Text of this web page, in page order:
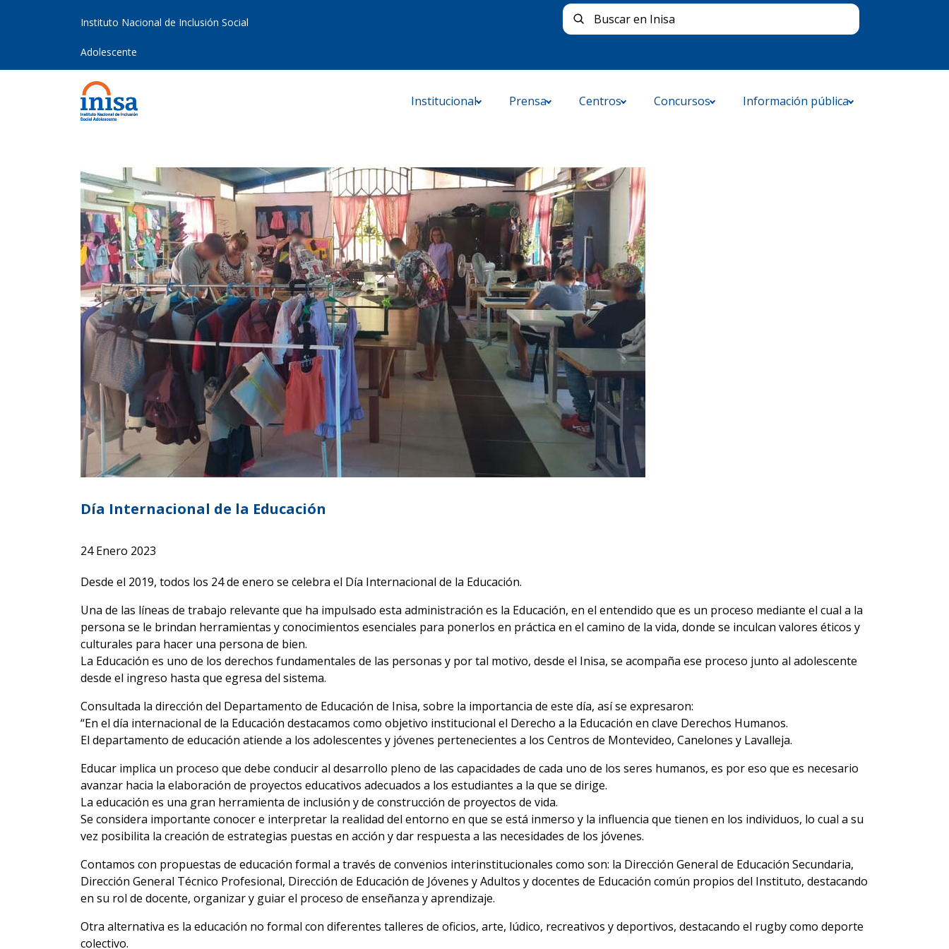
Instituto Nacional de Inclusión Social
Adolescente
Buscar en Inisa Buscar
Institucional Prensa Centros Concursos Información pública
Día Internacional de la Educación
24 Enero 2023
Desde el 2019, todos los 24 de enero se celebra el Día Internacional de la Educación.
Una de las líneas de trabajo relevante que ha impulsado esta administración es la Educación, en el entendido que es un proceso mediante el cual a la
persona se le brindan herramientas y conocimientos esenciales para ponerlos en práctica en el camino de la vida, donde se inculcan valores éticos y
culturales para hacer una persona de bien.
La Educación es uno de los derechos fundamentales de las personas y por tal motivo, desde el Inisa, se acompaña ese proceso junto al adolescente
desde el ingreso hasta que egresa del sistema.
Consultada la dirección del Departamento de Educación de Inisa, sobre la importancia de este día, así se expresaron:
“En el día internacional de la Educación destacamos como objetivo institucional el Derecho a la Educación en clave Derechos Humanos.
El departamento de educación atiende a los adolescentes y jóvenes pertenecientes a los Centros de Montevideo, Canelones y Lavalleja.
Educar implica un proceso que debe conducir al desarrollo pleno de las capacidades de cada uno de los seres humanos, es por eso que es necesario
avanzar hacia la elaboración de proyectos educativos adecuados a los estudiantes a la que se dirige.
La educación es una gran herramienta de inclusión y de construcción de proyectos de vida.
Se considera importante conocer e interpretar la realidad del entorno en que se está inmerso y la influencia que tienen en los individuos, lo cual a su
vez posibilita la creación de estrategias puestas en acción y dar respuesta a las necesidades de los jóvenes.
Contamos con propuestas de educación formal a través de convenios interinstitucionales como son: la Dirección General de Educación Secundaria,
Dirección General Técnico Profesional, Dirección de Educación de Jóvenes y Adultos y docentes de Educación común propios del Instituto, destacando
en su rol de docente, organizar y guiar el proceso de enseñanza y aprendizaje.
Otra alternativa es la educación no formal con diferentes talleres de oficios, arte, lúdico, recreativos y deportivos, destacando el rugby como deporte
colectivo.